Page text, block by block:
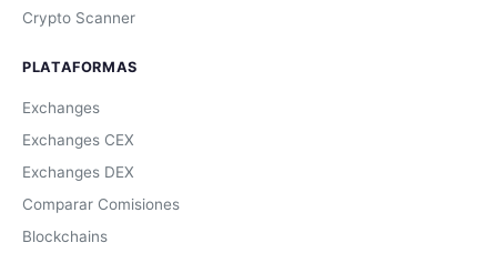
Crypto Scanner
PLATAFORMAS
Exchanges
Exchanges CEX
Exchanges DEX
Comparar Comisiones
Blockchains